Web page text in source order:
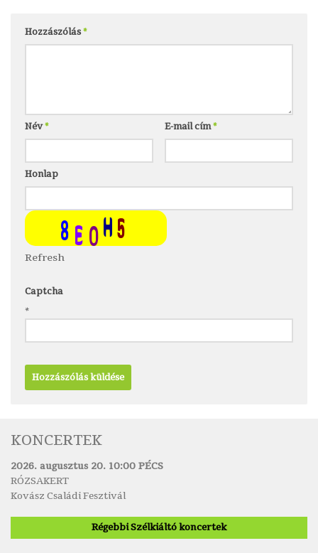
Hozzászólás*
Név* E-mail cím*
Honlap
Refresh
Captcha
*
KONCERTEK
2026. augusztus 20. 10:00 PÉCS
RÓZSAKERT
Kovász Családi Fesztivál
Régebbi Szélkiáltó koncertek